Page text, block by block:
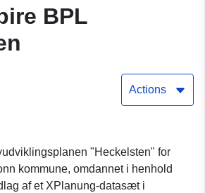
BPL
Actions
"Heckelsten" for
kommune, omdannet i henhold
af et XPlanung-datasæt i